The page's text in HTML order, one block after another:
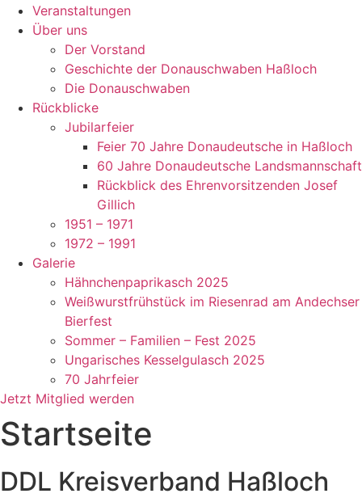
Veranstaltungen
Über uns
Der Vorstand
Geschichte der Donauschwaben Haßloch
Die Donauschwaben
Rückblicke
Jubilarfeier
Feier 70 Jahre Donaudeutsche in Haßloch
60 Jahre Donaudeutsche Landsmannschaft
Rückblick des Ehrenvorsitzenden Josef
Gillich
1951 – 1971
1972 – 1991
Galerie
Hähnchenpaprikasch 2025
Weißwurstfrühstück im Riesenrad am Andechser
Bierfest
Sommer – Familien – Fest 2025
Ungarisches Kesselgulasch 2025
70 Jahrfeier
Jetzt Mitglied werden
Startseite
DDL Kreisverband Haßloch